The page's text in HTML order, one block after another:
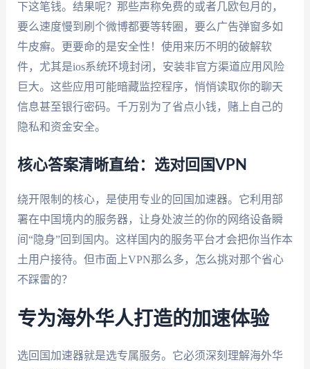
下这笔钱。结果呢？那些声称免费的或者几欧包月的，
要么速度慢到刷个微博都要等转圈，要么广告弹窗多如
牛皮癣。更要命的是安全性！使用来历不明的破解软
件，尤其是ios系统环境封闭，安装非官方渠道应用风险
巨大。这些应用可能暗藏监控程序，悄悄读取你的聊天
信息甚至银行密码。千万别为了省点小钱，赌上自己的
隐私和资金安全。
核心答案清晰直给：选对回国VPN
绕开限制的核心，是使用专业的回国加速器。它利用部
署在中国境内的服务器，让身处波兰的你的网络设备瞬
间“隐身”回到国内。这样国内的服务平台才会把你当作本
土用户接待。但市面上VPN那么多，怎么挑对那个省心
不踩雷的？
专为海外华人打造的加速体验
选回国加速器就是选专属服务。它必须深刻理解海外华